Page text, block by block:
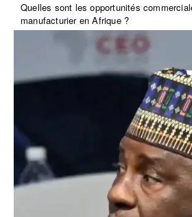
Quelles sont les opportunités
manufacturier en Afrique ?